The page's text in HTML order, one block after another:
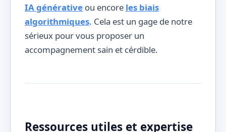
IA générative ou encore les biais
algorithmiques. Cela est un gage de notre
sérieux pour vous proposer un
accompagnement sain et cérdible.
Ressources utiles et expertise